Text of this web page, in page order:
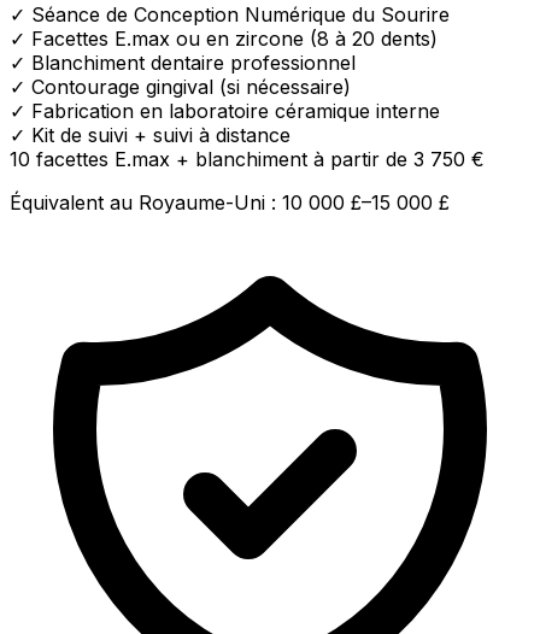
✓ Séance de Conception Numérique du Sourire
✓ Facettes E.max ou en zircone (8 à 20 dents)
✓ Blanchiment dentaire professionnel
✓ Contourage gingival (si nécessaire)
✓ Fabrication en laboratoire céramique interne
✓ Kit de suivi + suivi à distance
10 facettes E.max + blanchiment à partir de 3 750 €
Équivalent au Royaume-Uni : 10 000 £–15 000 £